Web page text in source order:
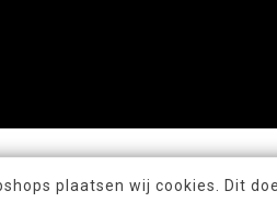
plaatsen wij cookies. Dit